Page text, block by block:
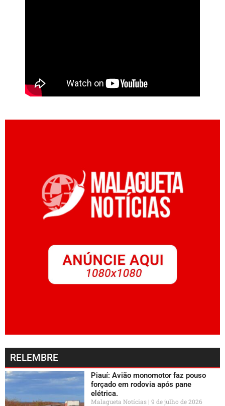
RELEMBRE
Piauí: Avião monomotor faz pouso
forçado em rodovia após pane
elétrica.
Malagueta Notícias 9 de julho de 2026